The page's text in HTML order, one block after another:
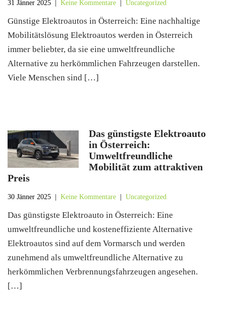
31 Jänner 2025 Keine Kommentare Uncategorized
Günstige Elektroautos in Österreich: Eine nachhaltige
Mobilitätslösung Elektroautos werden in Österreich
immer beliebter, da sie eine umweltfreundliche
Alternative zu herkömmlichen Fahrzeugen darstellen.
Viele Menschen sind […]
Das günstigste Elektroauto
in Österreich:
Umweltfreundliche
Mobilität zum attraktiven
Preis
30 Jänner 2025 Keine Kommentare Uncategorized
Das günstigste Elektroauto in Österreich: Eine
umweltfreundliche und kosteneffiziente Alternative
Elektroautos sind auf dem Vormarsch und werden
zunehmend als umweltfreundliche Alternative zu
herkömmlichen Verbrennungsfahrzeugen angesehen.
[…]